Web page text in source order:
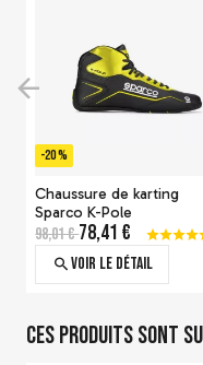
-20 %
Chaussure de karting
Sparco K-Pole
98,01 €78,41 €
Voir le détail
Ces produits sont